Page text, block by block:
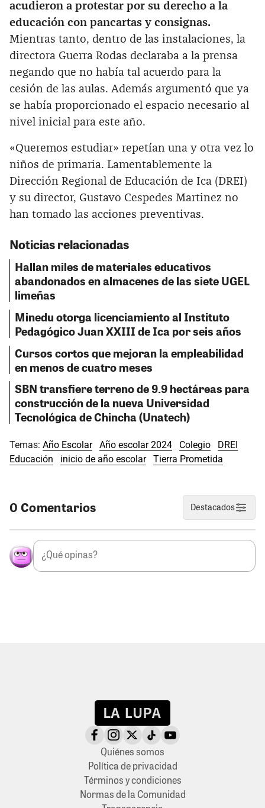
acudieron a protestar por su derecho a la
educación con pancartas y consignas.
Mientras tanto, dentro de las instalaciones, la
directora Guerra Rodas declaraba a la prensa
negando que no había tal acuerdo para la
cesión de las aulas. Además argumentó que ya
se había proporcionado el espacio necesario al
nivel inicial para este año.
«Queremos estudiar» repetían una y otra vez lo
niños de primaria. Lamentablemente la
Dirección Regional de Educación de Ica (DREI)
y su director, Gustavo Cespedes Martinez no
han tomado las acciones preventivas.
Noticias relacionadas
Hallan miles de materiales educativos
abandonados en almacenes de las siete UGEL
limeñas
Minedu otorga licenciamiento al Instituto
Pedagógico Juan XXIII de Ica por seis años
Cursos cortos que mejoran la empleabilidad
en menos de cuatro meses
SBN transfiere terreno de 9.9 hectáreas para
construcción de la nueva Universidad
Tecnológica de Chincha (Unatech)
Temas: Año Escolar Año escolar 2024 Colegio
DREI
Educación
inicio de año escolar Tierra Prometida
0 Comentarios Destacados
Quiénes somos
Política de privacidad
Términos y condiciones
Normas de la Comunidad